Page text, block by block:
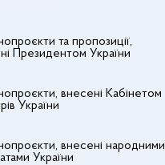
та пропозиції,
Президентом України
внесені Кабінетом
України
внесені народними
України